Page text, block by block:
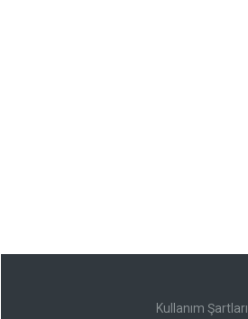
Kullanım Şartları